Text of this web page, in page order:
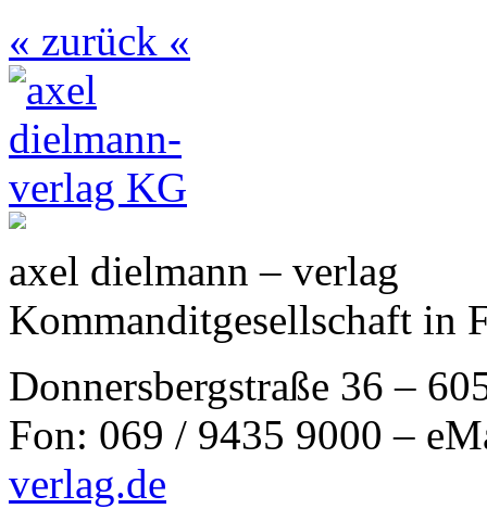
« zurück «
axel dielmann – verlag
Kommanditgesellschaft in
Donnersbergstraße 36 –
Fon: 069 / 9435 9000 –
verlag.de